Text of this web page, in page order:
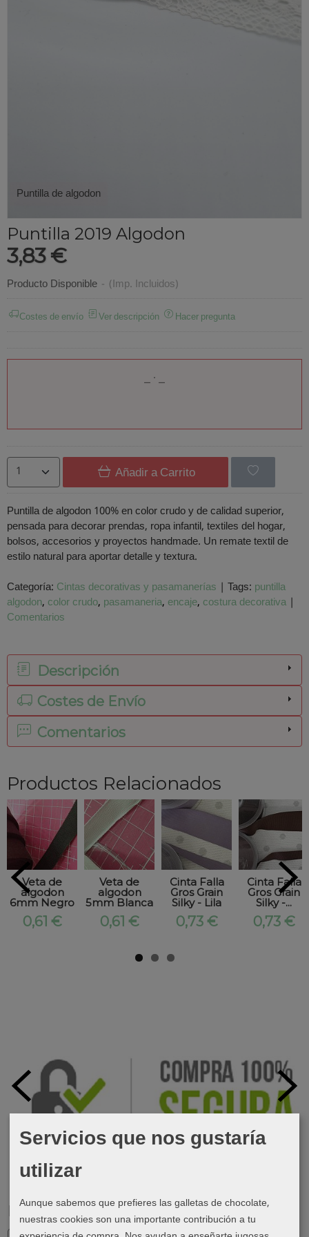
Marcas
Puntilla de algodon
Puntilla 2019 Algodon
3,83 €
Producto Disponible - (Imp. Incluidos)
Costes de envío Ver descripción Hacer pregunta
Añadir a Carrito
Puntilla de algodon 100% en color crudo y de calidad superior,
pensada para decorar prendas, ropa infantil, textiles del hogar,
bolsos, accesorios y proyectos handmade. Un remate textil de
estilo natural para aportar detalle y textura.
Categoría: Cintas decorativas y pasamanerías | Tags: puntilla
algodon color crudo pasamaneria encaje costura decorativa |
Comentarios
Descripción
Costes de Envío
Comentarios
Productos Relacionados
Veta de
algodon
6mm Negro
0,61 €
Veta de
algodon
5mm Blanca
0,61 €
Cinta Falla
Gros Grain
Silky - Lila
0,73 €
Cinta Falla
Gros Grain
Silky -...
0,73 €
Servicios que nos gustaría
utilizar
Aunque sabemos que prefieres las galletas de chocolate,
nuestras cookies son una importante contribución a tu